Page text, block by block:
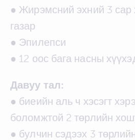
● Жирэмсний эхний 3 сар
газар
● Эпилепси
● 12 оос бага насны
Давуу тал:
● биеийн аль ч хэсэгт
боломжтой 2 төрлийн
● булчин сэдээх 3